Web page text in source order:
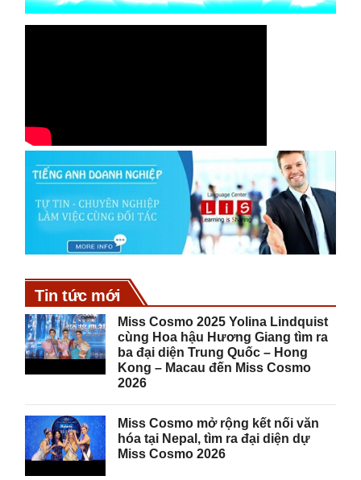
Tin tức mới
Miss Cosmo 2025 Yolina Lindquist
cùng Hoa hậu Hương Giang tìm ra
ba đại diện Trung Quốc – Hong
Kong – Macau đến Miss Cosmo
2026
Miss Cosmo mở rộng kết nối văn
hóa tại Nepal, tìm ra đại diện dự
Miss Cosmo 2026